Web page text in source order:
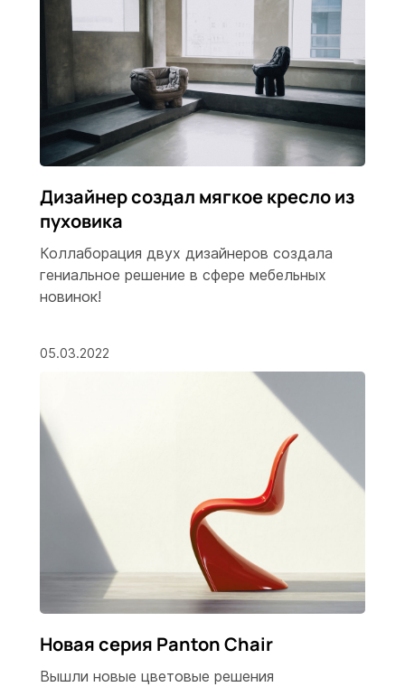
Дизайнер создал мягкое кресло из
пуховика
Коллаборация двух дизайнеров создала
гениальное решение в сфере мебельных
новинок!
05.03.2022
Новая серия Panton Chair
Вышли новые цветовые решения